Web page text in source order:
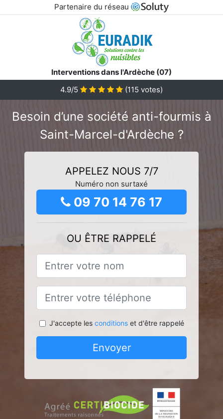
Partenaire du réseau
Interventions dans l'Ardèche (07)
4.9/5
(115 votes)
Besoin d’une société anti-fourmis à
Saint-Marcel-d'Ardèche ?
APPELEZ NOUS 7/7
Numéro non surtaxé
09 70 14 76 17
OU ÊTRE RAPPELÉ
J'accepte les conditionset d'être rappelé
Envoyer